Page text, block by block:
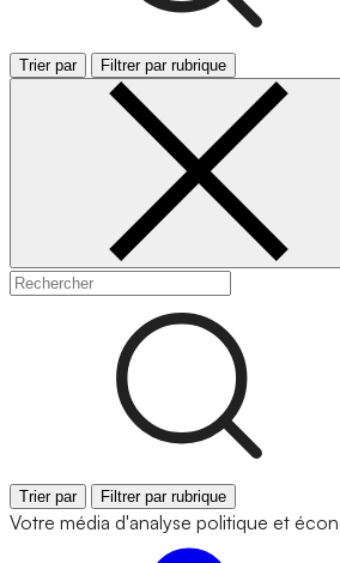
Trier par Filtrer par rubrique
Trier par Filtrer par rubrique
Votre média d'analyse politique et